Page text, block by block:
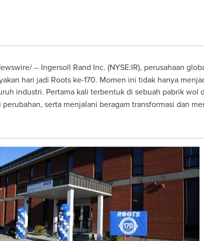
-- Ingersoll Rand Inc. (NYSE:IR), perusahaan
hari jadi Roots ke-170. Momen ini tidak hanya
industri. Pertama kali terbentuk di sebuah pabrik wol
serta menjalani beragam transformasi dan